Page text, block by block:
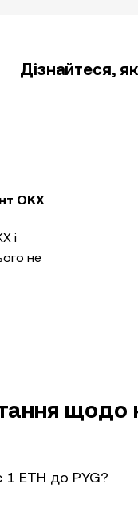
Дізнайтеся,
OKX
і
не
щодо
1 ETH до PYG?